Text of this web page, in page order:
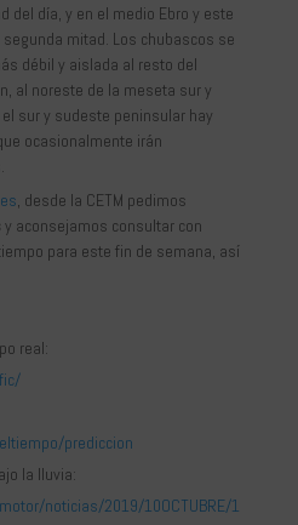
del día, y en el medio Ebro y este
mitad. Los chubascos se
débil y aislada al resto del
al noreste de la meseta sur y
sur y sudeste peninsular hay
ocasionalmente irán
, desde la CETM pedimos
y aconsejamos consultar con
para este fin de semana, así
real:
prediccion
la lluvia:
noticias/2019/10OCTUBRE/1